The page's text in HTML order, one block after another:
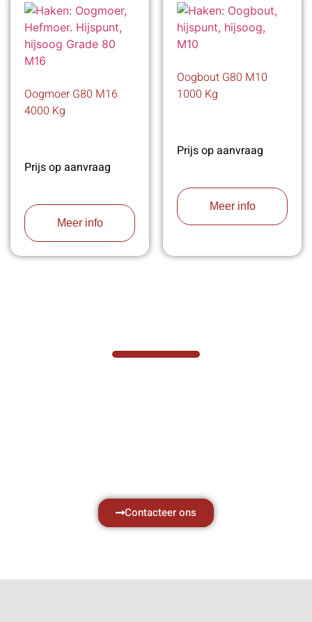
Oogmoer G80 M16
4000 Kg
Prijs op aanvraag
Meer info
Oogbout G80 M10
1000 Kg
Prijs op aanvraag
Meer info
Contacteer ons